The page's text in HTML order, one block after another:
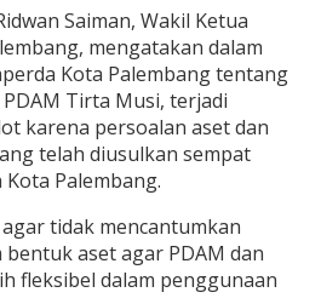
Saiman, Wakil Ketua
mengatakan dalam
Kota Palembang tentang
Tirta Musi, terjadi
karena persoalan aset dan
telah diusulkan sempat
Palembang.
tidak mencantumkan
bentuk aset agar PDAM dan
fleksibel dalam penggunaan